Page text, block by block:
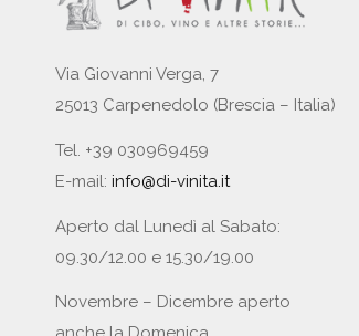
Via Giovanni Verga, 7
25013 Carpenedolo (Brescia – Italia)
Tel. +39 030969459
E-mail: info@di-vinita.it
Aperto dal Lunedì al Sabato:
09.30/12.00 e 15.30/19.00
Novembre – Dicembre aperto